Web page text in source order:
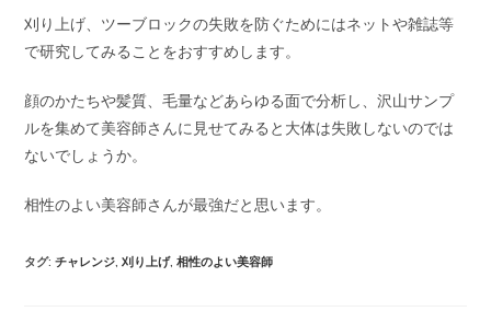
刈り上げ、ツーブロックの失敗を防ぐためにはネットや雑誌等
で研究してみることをおすすめします。
顔のかたちや髪質、毛量などあらゆる面で分析し、沢山サンプ
ルを集めて美容師さんに見せてみると大体は失敗しないのでは
ないでしょうか。
相性のよい美容師さんが最強だと思います。
タグ:チャレンジ, 刈り上げ, 相性のよい美容師